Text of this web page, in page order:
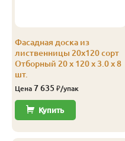
Фасадная доска из
лиственницы 20х120 сорт
Отборный 20 x 120 x 3.0 x 8
шт.
Цена 7 635 ₽/упак
Купить